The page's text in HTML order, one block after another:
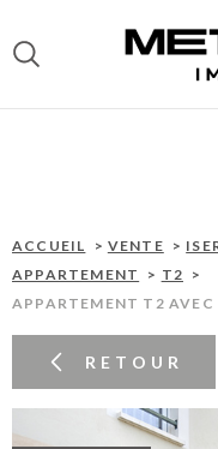
au
menu
au
contenu
ACCUEIL VENTE
APPARTEMENT
T2
APPARTEMENT T2 AVEC
RETOUR